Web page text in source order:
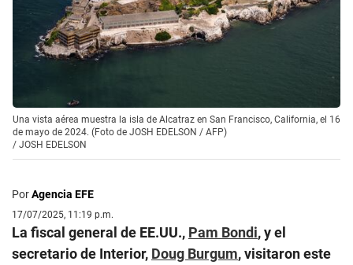
Una vista aérea muestra la isla de Alcatraz en San Francisco, California, el 16
de mayo de 2024. (Foto de JOSH EDELSON / AFP)
/ JOSH EDELSON
PorAgencia EFE
17/07/2025, 11:19 p.m.
La fiscal general de EE.UU., Pam Bondi, y el
secretario de Interior, Doug Burgum, visitaron este